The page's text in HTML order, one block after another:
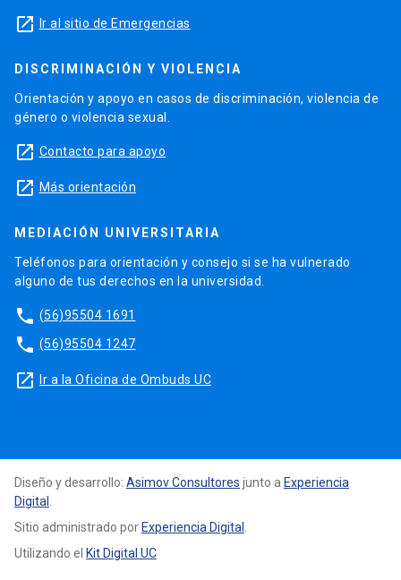
launch Ir al sitio de Emergencias
DISCRIMINACIÓN Y VIOLENCIA
Orientación y apoyo en casos de discriminación, violencia de
género o violencia sexual.
launch Contacto para apoyo
launch Más orientación
MEDIACIÓN UNIVERSITARIA
Teléfonos para orientación y consejo si se ha vulnerado
alguno de tus derechos en la universidad.
phone (56)95504 1691
phone (56)95504 1247
launch Ir a la Oficina de Ombuds UC
Diseño y desarrollo: Asimov Consultores junto a Experiencia
Digital
Sitio administrado por Experiencia Digital
Utilizando el Kit Digital UC